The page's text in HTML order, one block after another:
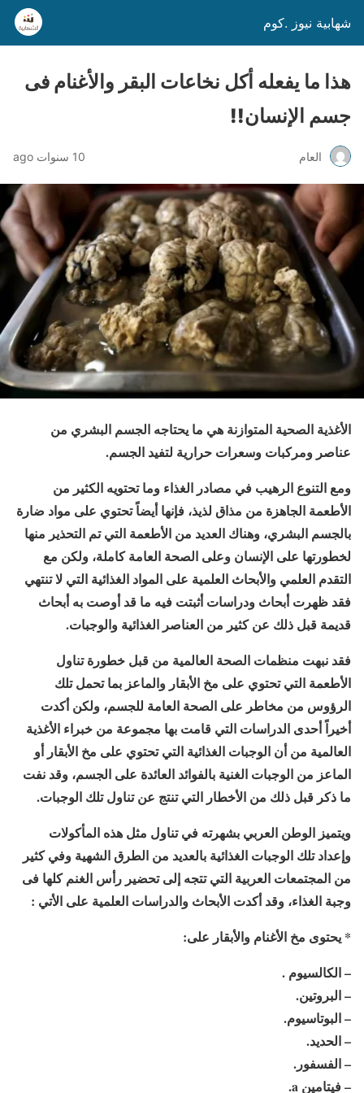
شهابية نيوز .كوم
هذا ما يفعله أكل نخاعات البقر والأغنام فى
جسم الإنسان!!
العام 10 سنوات ago
الأغذية الصحية المتوازنة هي ما يحتاجه الجسم البشري من
عناصر ومركبات وسعرات حرارية لتفيد الجسم.
ومع التنوع الرهيب في مصادر الغذاء وما تحتويه الكثير من
الأطعمة الجاهزة من مذاق لذيذ، فإنها أيضاً تحتوي على مواد ضارة
بالجسم البشري، وهناك العديد من الأطعمة التي تم التحذير منها
لخطورتها على الإنسان وعلى الصحة العامة كاملة، ولكن مع
التقدم العلمي والأبحاث العلمية على المواد الغذائية التي لا تنتهي
فقد ظهرت أبحاث ودراسات أثبتت فيه ما قد أوصت به أبحاث
قديمة قبل ذلك عن كثير من العناصر الغذائية والوجبات.
فقد نبهت منظمات الصحة العالمية من قبل خطورة تناول
الأطعمة التي تحتوي على مخ الأبقار والماعز بما تحمل تلك
الرؤوس من مخاطر على الصحة العامة للجسم، ولكن أكدت
أخيراً أحدى الدراسات التي قامت بها مجموعة من خبراء الأغذية
العالمية من أن الوجبات الغذائية التي تحتوي على مخ الأبقار أو
الماعز من الوجبات الغنية بالفوائد العائدة على الجسم، وقد نفت
ما ذكر قبل ذلك من الأخطار التي تنتج عن تناول تلك الوجبات.
ويتميز الوطن العربي بشهرته في تناول مثل هذه المأكولات
وإعداد تلك الوجبات الغذائية بالعديد من الطرق الشهية وفي كثير
من المجتمعات العربية التي تتجه إلى تحضير رأس الغنم كلها فى
وجبة الغذاء، وقد أكدت الأبحاث والدراسات العلمية على الأتي :
* يحتوى مخ الأغنام والأبقار على:
– الكالسيوم .
– البروتين.
– البوتاسيوم.
– الحديد.
– الفسفور.
– فيتامين a.